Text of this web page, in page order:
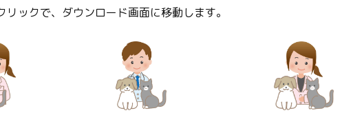
リックで、ダウンロード画面に移動します。